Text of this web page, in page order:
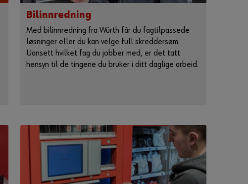
Bilinnredning
Med bilinnredning fra Würth får du fagtilpassede
løsninger eller du kan velge full skreddersøm.
Uansett hvilket fag du jobber med, er det tatt
hensyn til de tingene du bruker i ditt daglige arbeid.